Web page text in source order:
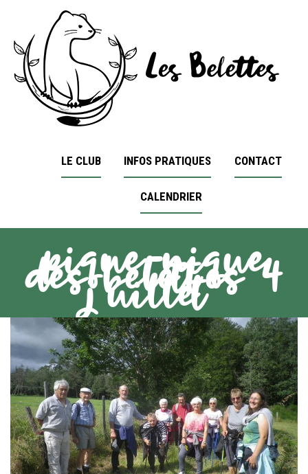
LE CLUB INFOS PRATIQUES CONTACT
CALENDRIER
pique-nique
des belettes 4
juillet